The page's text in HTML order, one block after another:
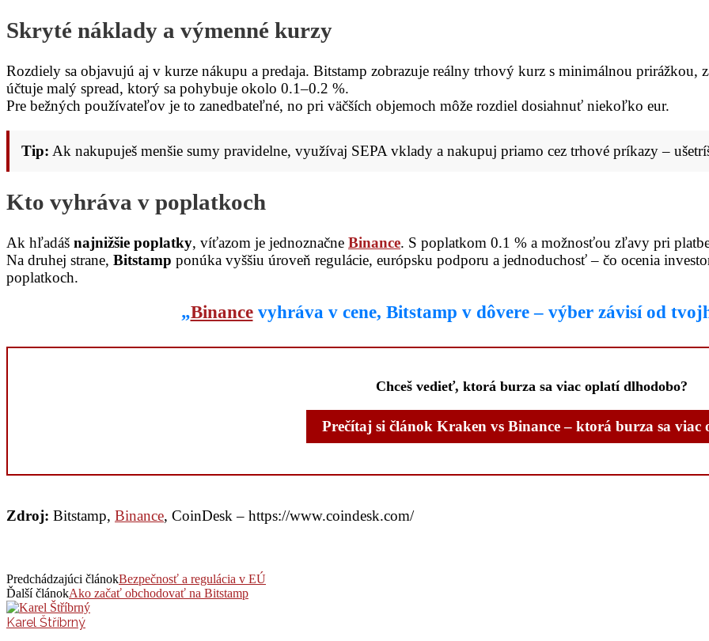
Skryté náklady a výmenné kurzy
Rozdiely sa objavujú aj v kurze nákupu a predaja. Bitstamp zobrazuje reálny trhový kurz s minimálnou prirážkou,
účtuje malý spread, ktorý sa pohybuje okolo 0.1–0.2 %.
Pre bežných používateľov je to zanedbateľné, no pri väčších objemoch môže rozdiel dosiahnuť niekoľko eur.
Tip: Ak nakupuješ menšie sumy pravidelne, využívaj SEPA vklady a nakupuj priamo cez trhové príkazy –
Kto vyhráva v poplatkoch
Ak hľadáš najnižšie poplatky, víťazom je jednoznačne Binance. S poplatkom 0.1 % a možnosťou zľavy pri
Na druhej strane, Bitstamp ponúka vyššiu úroveň regulácie, európsku podporu a jednoduchosť – čo ocenia
poplatkoch.
„Binancevyhráva v cene, Bitstamp v dôvere – výber závisí od
Chceš vedieť, ktorá burza sa viac oplatí dlhodobo?
Prečítaj si článok Kraken vs Binance – ktorá burza sa viac
Zdroj: Bitstamp, Binance, CoinDesk – https://www.coindesk.com/
Predchádzajúci článokBezpečnosť a regulácia v EÚ
Ďalší článokAko začať obchodovať na Bitstamp
Karel Štříbrný